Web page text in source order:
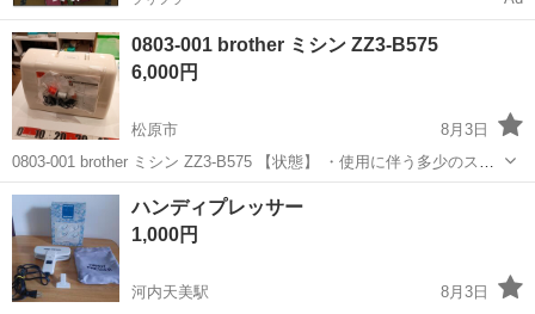
0803-001 brother ミシン ZZ3-B575
6,000円
松原市
8月3日
0803-001 brother ミシン ZZ3-B575 【状態】 ・使用に伴う多少のス
レ、キズ、落としきれない汚れなどございます ・詳細は現地でご確認
ください ・お値引きは出来かねますのでご了承願います ...
大阪 松原市 生活家電 brother
ハンディプレッサー
1,000円
河内天美駅
8月3日